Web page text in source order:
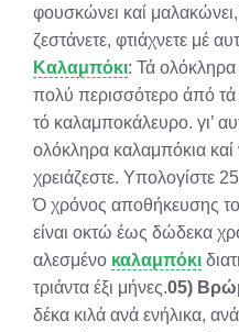
φουσκώνει καί
ζεστά­νετε, φτιάχνετε μέ
Καλαμπόκι: Τά ολόκληρα
πολύ περισσότερο άπό
τό καλαμποκάλευρο. γι’
ολόκληρα καλαμπόκια
χρειάζεστε. Υπολογίστε
Ό χρόνος αποθήκευσης
είναι οκτώ έως δώδεκα
αλεσμένο καλαμπόκι
τριάντα έξι μήνες.05)
δέκα κιλά ανά ενήλικα,